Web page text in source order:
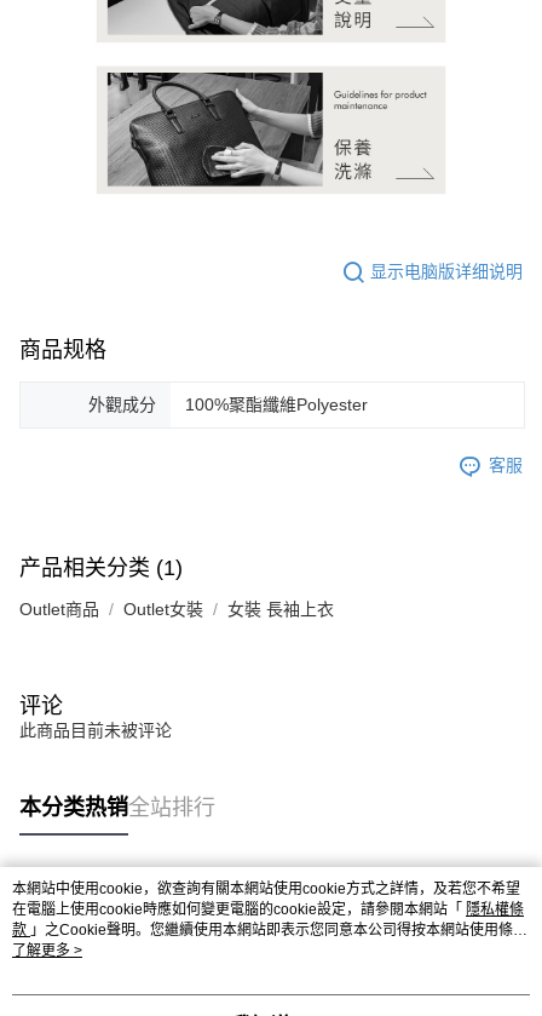
显示电脑版详细说明
商品规格
外觀成分 100%聚酯纖維Polyester
客服
产品相关分类 (1)
Outlet商品 Outlet女裝 女裝 長袖上衣
评论
此商品目前未被评论
本分类热销全站排行
热门标签
本網站中使用cookie，欲查詢有關本網站使用cookie方式之詳情，及若您不希望
在電腦上使用cookie時應如何變更電腦的cookie設定，請參閱本網站「 隱私權條
款 」之Cookie聲明。您繼續使用本網站即表示您同意本公司得按本網站使用條款
之Cookie聲明使用cookie。
了解更多 >